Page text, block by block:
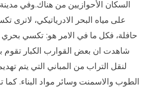
السكان الأحوازيين من هناك.وفي مدينة
على مياه البحر الادرياتيكي، لاترى
حافلة، فكل ما في الامر هو: تكسي
شاهدت ان بعض القوارب الكبار تقوم
لنقل التراب من المباني التي يتم
الطوب والاسمنت وسائر مواد البناء. كما